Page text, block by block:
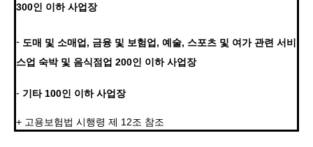
300인 이하 사업장
- 도매 및 소매업, 금융 및 보험업, 예술, 스포츠 및 여가 관련 서비
스업 숙박 및 음식점업 200인 이하 사업장
- 기타 100인 이하 사업장
+ 고용보험법 시행령 제 12조 참조